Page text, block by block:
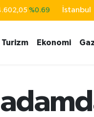
%0.69
55,0250 %0.02
13.768 %48
İstanbul
Turizm Ekonomi